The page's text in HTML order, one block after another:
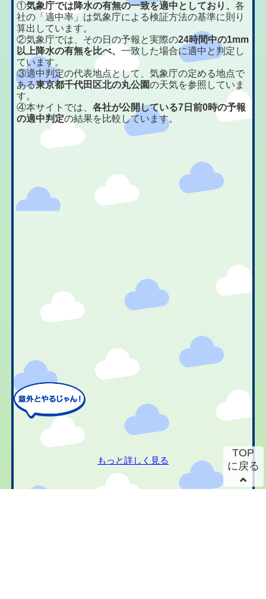
①気象庁では降水の有無の一致を適中としており、各
社の「適中率」は気象庁による検証方法の基準に則り
算出しています。
②気象庁では、その日の予報と実際の24時間中の1mm
以上降水の有無を比べ、一致した場合に適中と判定し
ています。
③適中判定の代表地点として、気象庁の定める地点で
ある東京都千代田区北の丸公園の天気を参照していま
す。
④本サイトでは、各社が公開している7日前0時の予報
の適中判定の結果を比較しています。
もっと詳しく見る
TOP
に戻る